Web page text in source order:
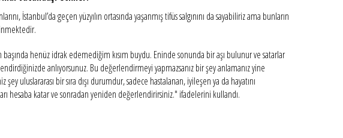
İstanbul’da geçen yüzyılın ortasında yaşanmış tifüs salgınını da sayabiliriz ama bunların
henüz idrak edemediğim kısım buydu. Eninde sonunda bir aşı bulunur ve satarlar
anlıyorsunuz. Bu değerlendirmeyi yapmazsanız bir şey anlamanız yine
uluslararası bir sıra dışı durumdur, sadece hastalanan, iyileşen ya da hayatını
hesaba katar ve sonradan yeniden değerlendirirsiniz." ifadelerini kullandı.